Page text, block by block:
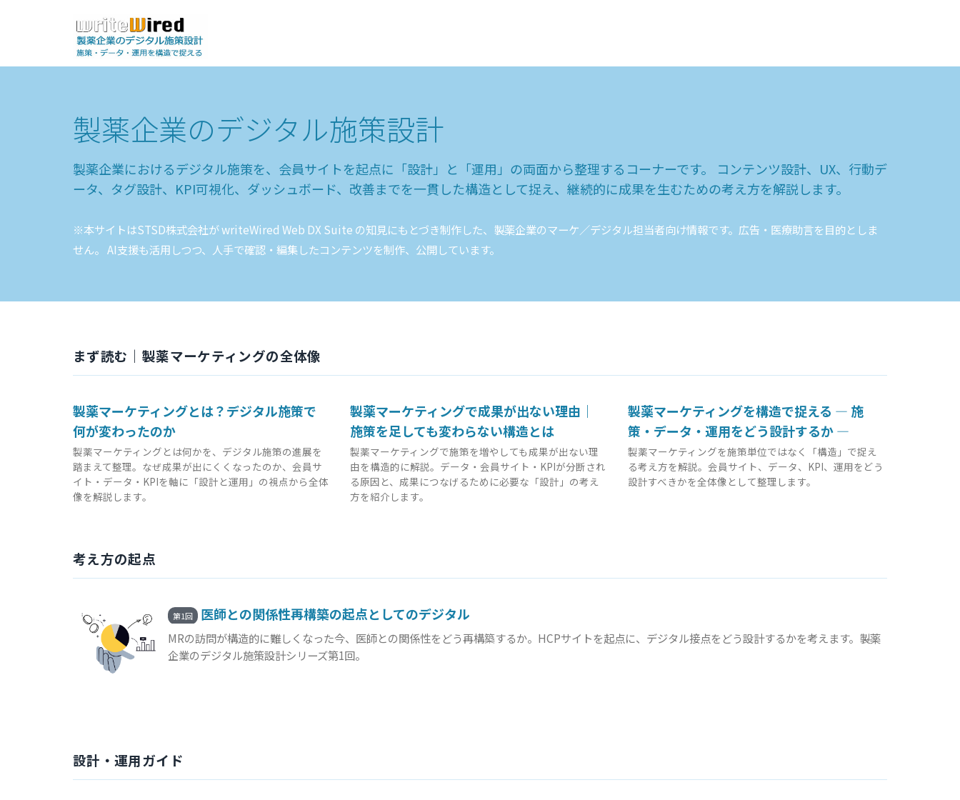
製薬企業のデジタル施策設計
製薬企業におけるデジタル施策を、会員サイトを起点に「設計」と「運用」の両面から整理するコーナーです。 コンテンツ設計、UX、行動デ
ータ、タグ設計、KPI可視化、ダッシュボード、改善までを一貫した構造として捉え、継続的に成果を生むための考え方を解説します。
※本サイトはSTSD株式会社が writeWired Web DX Suite の知見にもとづき制作した、製薬企業のマーケ／デジタル担当者向け情報です。広告・医療助言を目的としま
せん。 AI支援も活用しつつ、人手で確認・編集したコンテンツを制作、公開しています。
まず読む｜製薬マーケティングの全体像
製薬マーケティングとは？デジタル施策で
何が変わったのか
製薬マーケティングとは何かを、デジタル施策の進展を
踏まえて整理。なぜ成果が出にくくなったのか、会員サ
イト・データ・KPIを軸に「設計と運用」の視点から全体
像を解説します。
製薬マーケティングで成果が出ない理由｜
施策を足しても変わらない構造とは
製薬マーケティングで施策を増やしても成果が出ない理
由を構造的に解説。データ・会員サイト・KPIが分断され
る原因と、成果につなげるために必要な「設計」の考え
方を紹介します。
製薬マーケティングを構造で捉える ― 施
策・データ・運用をどう設計するか ―
製薬マーケティングを施策単位ではなく「構造」で捉え
る考え方を解説。会員サイト、データ、KPI、運用をどう
設計すべきかを全体像として整理します。
考え方の起点
第1回 医師との関係性再構築の起点としてのデジタル
MRの訪問が構造的に難しくなった今、医師との関係性をどう再構築するか。HCPサイトを起点に、デジタル接点をどう設計するかを考えます。製薬
企業のデジタル施策設計シリーズ第1回。
設計・運用ガイド